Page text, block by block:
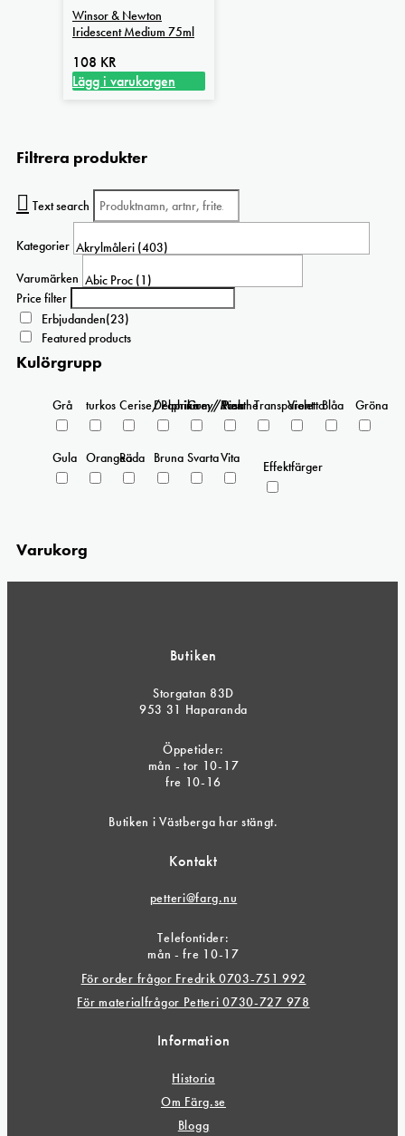
De
olika
alternativen
kan
Winsor & Newton
Iridescent Medium 75ml
108 KR
Lägg i varukorgen
Filtrera produkter
Text search
Kategorier
Varumärken
Price filter
Erbjudanden(23)
Featured products
Kulörgrupp
Grå turkos Cerise/Paprika
Delphinium/Menthe
Grey/Pink
Rosa Transparent
ViolettaBlåa Gröna
Gula OrangeaRöda Bruna SvartaVita
Effektfärger
Varukorg
Butiken
Storgatan 83D
953 31 Haparanda
Öppetider:
mån - tor 10-17
fre 10-16
Butiken i Västberga har stängt.
Kontakt
petteri@farg.nu
Telefontider:
mån - fre 10-17
För order frågor Fredrik 0703-751 992
För materialfrågor Petteri 0730-727 978
Information
Historia
Om Färg.se
Blogg